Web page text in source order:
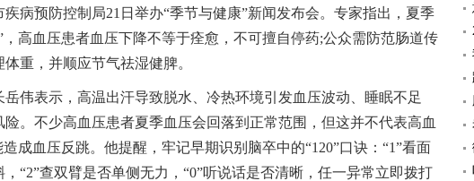
病预防控制局21日举办“季节与健康”新闻发布会。专家指出，夏季
，高血压患者血压下降不等于痊愈，不可擅自停药;公众需防范肠道传
重，并顺应节气祛湿健脾。
伟表示，高温出汗导致脱水、冷热环境引发血压波动、睡眠不足
。不少高血压患者夏季血压会回落到正常范围，但这并不代表高血
成血压反跳。他提醒，牢记早期识别脑卒中的“120”口诀：“1”看面
“2”查双臂是否单侧无力，“0”听说话是否清晰，任一异常立即拨打